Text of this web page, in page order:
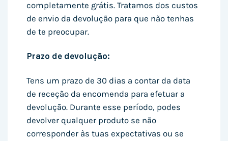
completamente grátis. Tratamos dos custos
de envio da devolução para que não tenhas
de te preocupar.
Prazo de devolução:
Tens um prazo de 30 dias a contar da data
de receção da encomenda para efetuar a
devolução. Durante esse período, podes
devolver qualquer produto se não
corresponder às tuas expectativas ou se